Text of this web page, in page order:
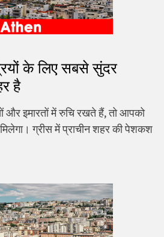
के लिए सबसे सुंदर
है
और इमारतों में रुचि रखते हैं, तो आपको
ग्रीस में प्राचीन शहर की पेशकश